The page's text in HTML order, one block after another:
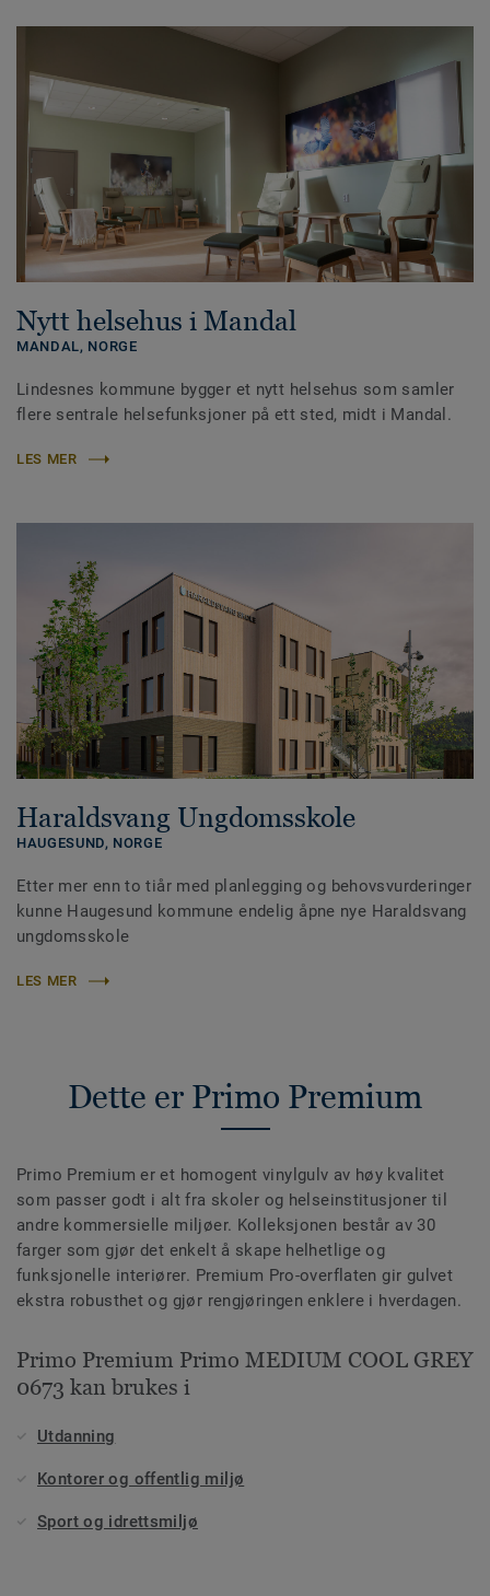
Nytt helsehus i Mandal
MANDAL, NORGE
Lindesnes kommune bygger et nytt helsehus som samler
flere sentrale helsefunksjoner på ett sted, midt i Mandal.
LES MER
Haraldsvang Ungdomsskole
HAUGESUND, NORGE
Etter mer enn to tiår med planlegging og behovsvurderinger
kunne Haugesund kommune endelig åpne nye Haraldsvang
ungdomsskole
LES MER
Dette er Primo Premium
Primo Premium er et homogent vinylgulv av høy kvalitet
som passer godt i alt fra skoler og helseinstitusjoner til
andre kommersielle miljøer. Kolleksjonen består av 30
farger som gjør det enkelt å skape helhetlige og
funksjonelle interiører. Premium Pro-overflaten gir gulvet
ekstra robusthet og gjør rengjøringen enklere i hverdagen.
Primo Premium Primo MEDIUM COOL GREY
0673 kan brukes i
Utdanning
Kontorer og offentlig miljø
Sport og idrettsmiljø